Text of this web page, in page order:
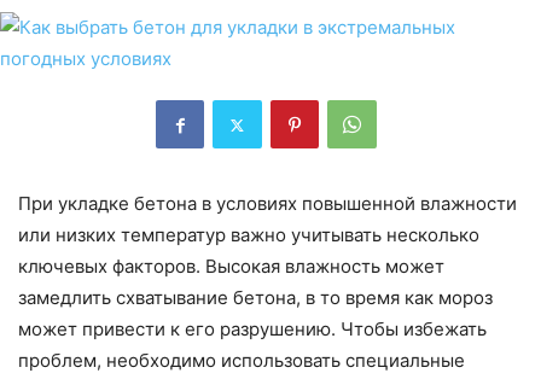
При укладке бетона в условиях повышенной влажности
или низких температур важно учитывать несколько
ключевых факторов. Высокая влажность может
замедлить схватывание бетона, в то время как мороз
может привести к его разрушению. Чтобы избежать
проблем, необходимо использовать специальные